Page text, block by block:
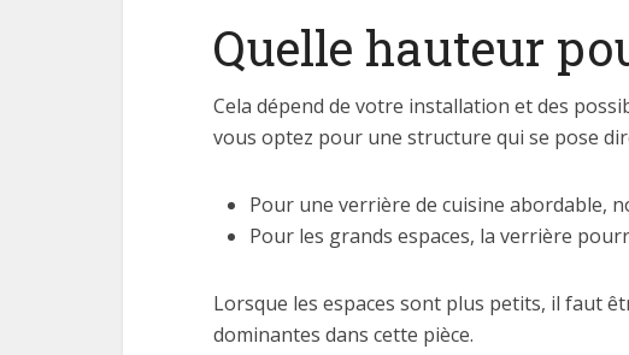
Quelle hauteur
Cela dépend de votre installation et des
vous optez pour une structure qui se pose
Pour une verrière de cuisine abordable,
Pour les grands espaces, la verrière
Lorsque les espaces sont plus petits, il faut
dominantes dans cette pièce.